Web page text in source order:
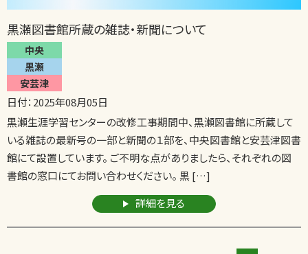
黒瀬図書館所蔵の雑誌・新聞について
中央
黒瀬
安芸津
日付：2025年08月05日
黒瀬生涯学習センターの改修工事期間中、黒瀬図書館に所蔵して
いる雑誌の最新号の一部と新聞の１部を、中央図書館と安芸津図書
館にて設置しています。 ご不明な点がありましたら、それぞれの図
書館の窓口にてお問い合わせください。 黒 […]
詳細を見る